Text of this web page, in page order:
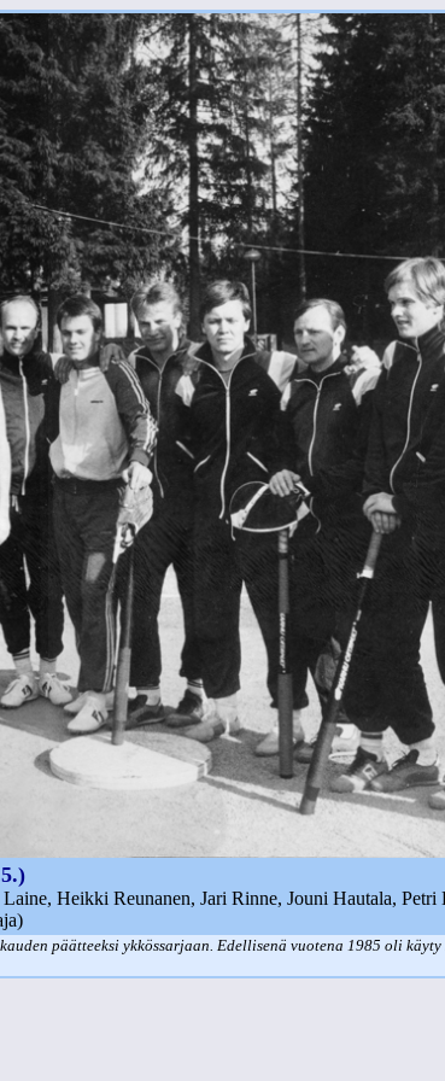
Heikki Reunanen, Jari Rinne, Jouni Hautala,
päätteeksi ykkössarjaan. Edellisenä vuotena 1985 oli